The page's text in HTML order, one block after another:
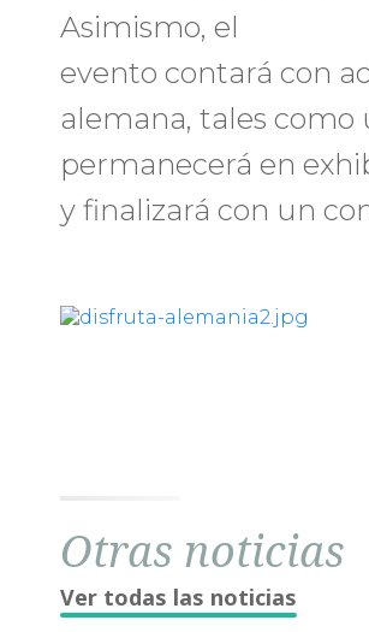
Asimismo, el
evento contará con
alemana, tales como
permanecerá en
y finalizará con un
Otras noticias
Ver todas las noticias